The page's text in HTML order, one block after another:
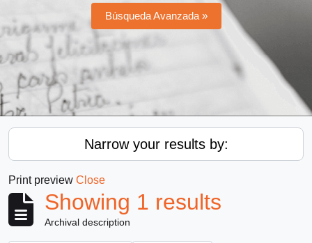
Búsqueda Avanzada »
Narrow your results by:
Print preview Close
Showing 1 results
Archival description